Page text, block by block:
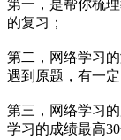
第一，是帮你梳
的复习；
第二，网络学习
遇到原题，有一定
第三，网络学习
学习的成绩最高